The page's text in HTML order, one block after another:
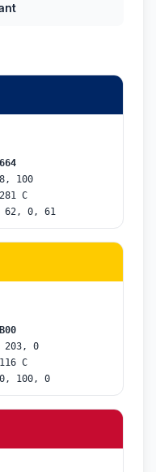
100
C
62, 0, 61
203, 0
C
100, 0